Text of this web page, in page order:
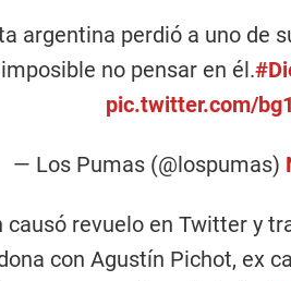
argentina perdió a uno de
no pensar en él.
pic.twitter.com/
— Los Pumas (@lospumas)
causó revuelo en Twitter y
con Agustín Pichot, ex